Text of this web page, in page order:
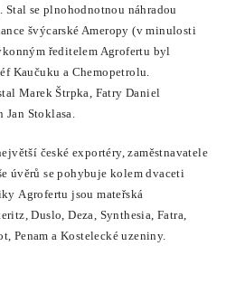
se plnohodnotnou náhradou
švýcarské Ameropy (v minulosti
ředitelem Agrofertu byl
Kaučuku a Chemopetrolu.
Marek Štrpka, Fatry Daniel
Jan Stoklasa.
české exportéry, zaměstnavatele
úvěrů se pohybuje kolem dvaceti
Agrofertu jsou mateřská
Duslo, Deza, Synthesia, Fatra,
Penam a Kostelecké uzeniny.